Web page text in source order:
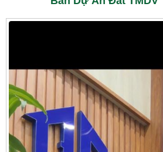
Cần thuê MBKD tại Phường Hà Đông
Cần thuê MBKD tại Phường Hoàng
Cần thuê MBKD tại Phường Phương
Cần thuê MBKD tại Phường Khương
Cần thuê MBKD tại Phường Yên Sở
Cần thuê MBKD tại Phường Hoàng Liệt
Cần thuê MBKD tại Phường Định
Cần thuê MBKD tại Phường Tương
Cần thuê MBKD tại Phường Vĩnh Hưng